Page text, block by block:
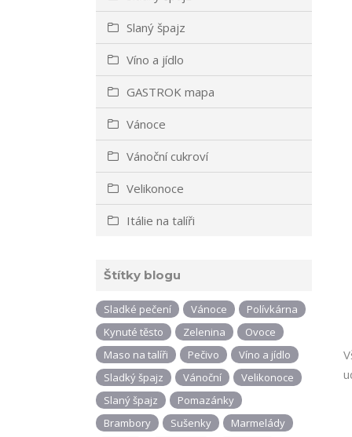
Slaný špajz
Víno a jídlo
GASTROK mapa
Vánoce
Vánoční cukroví
Velikonoce
Itálie na talíři
Štítky blogu
Sladké pečení Vánoce
Polívkárna
Kynuté těsto
Zelenina
Ovoce
Maso na talíři
Pečivo
Víno a jídlo
Sladký špajz
Vánoční
Velikonoce
Slaný špajz
Pomazánky
Brambory
Sušenky
Marmelády